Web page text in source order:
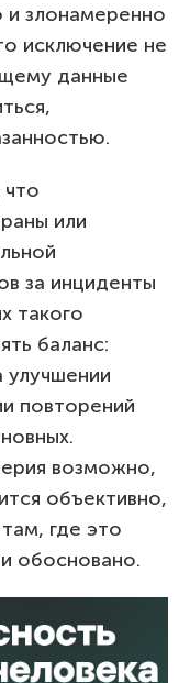
и злонамеренно
исключение не
данные
или
за инциденты
такого
баланс:
улучшении
повторений
возможно,
объективно,
где это
обосновано.